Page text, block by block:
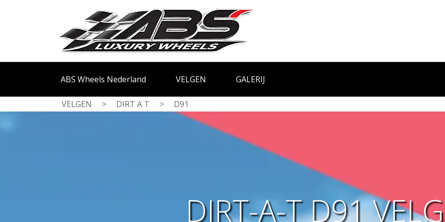
ABS Wheels Nederland VELGEN GALERIJ
VELGEN > DIRT A T > D91
DIRT-A-T D91